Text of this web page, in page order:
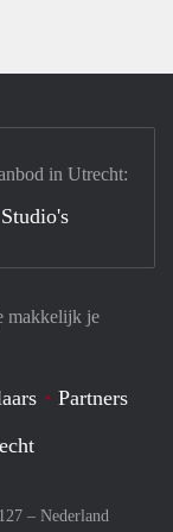
makkelijk je
Partners
– Nederland
in Utrecht:
Studio's